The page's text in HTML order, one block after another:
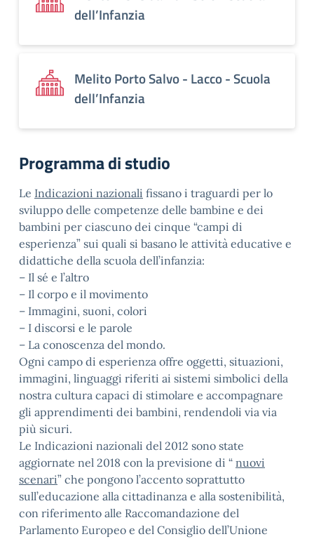
dell’Infanzia
Melito Porto Salvo - Lacco - Scuola
dell’Infanzia
Programma di studio
Le Indicazioni nazionali fissano i traguardi per lo
sviluppo delle competenze delle bambine e dei
bambini per ciascuno dei cinque “campi di
esperienza” sui quali si basano le attività educative e
didattiche della scuola dell’infanzia:
– Il sé e l’altro
– Il corpo e il movimento
– Immagini, suoni, colori
– I discorsi e le parole
– La conoscenza del mondo.
Ogni campo di esperienza offre oggetti, situazioni,
immagini, linguaggi riferiti ai sistemi simbolici della
nostra cultura capaci di stimolare e accompagnare
gli apprendimenti dei bambini, rendendoli via via
più sicuri.
Le Indicazioni nazionali del 2012 sono state
aggiornate nel 2018 con la previsione di “ nuovi
scenari” che pongono l’accento soprattutto
sull’educazione alla cittadinanza e alla sostenibilità,
con riferimento alle Raccomandazione del
Parlamento Europeo e del Consiglio dell’Unione